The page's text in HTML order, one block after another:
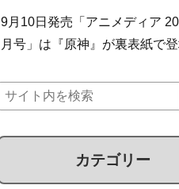
9月10日発売「アニメディア
月号」は『原神』が裏表紙で登
カテゴリー